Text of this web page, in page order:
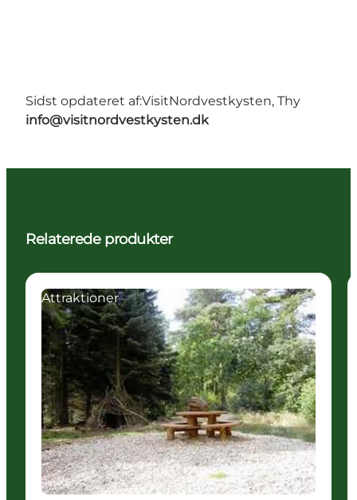
Sidst opdateret af:VisitNordvestkysten, Thy
info@visitnordvestkysten.dk
Relaterede produkter
Attraktioner